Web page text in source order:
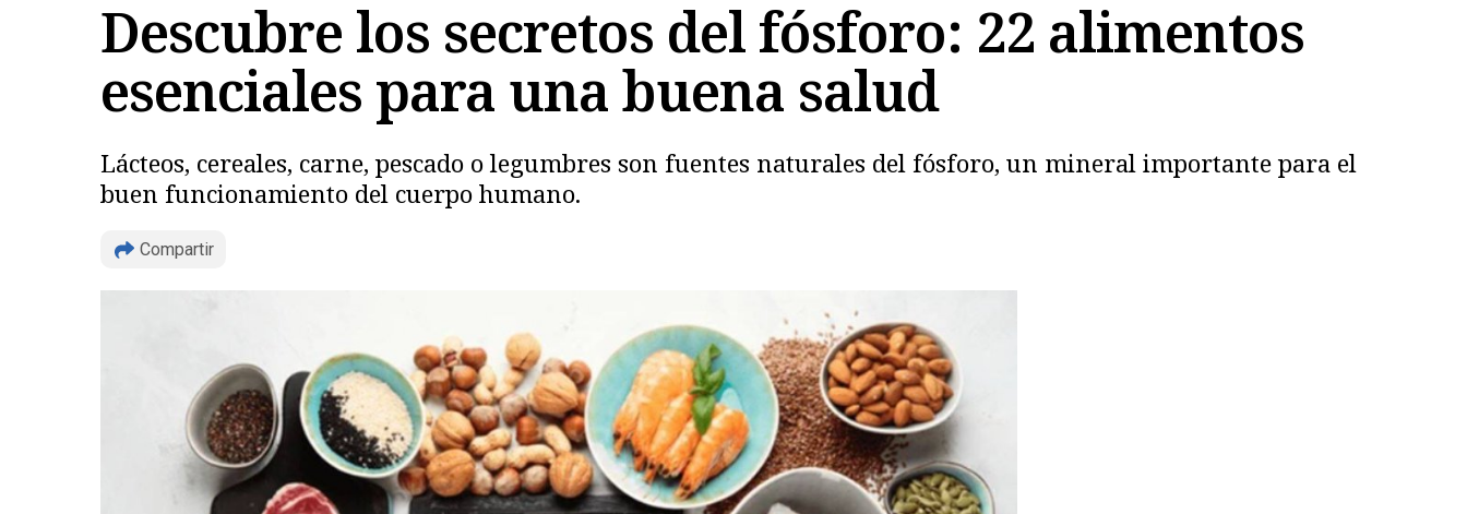
Descubre los secretos del fósforo: 22 alimentos
esenciales para una buena salud
Lácteos, cereales, carne, pescado o legumbres son fuentes naturales del fósforo, un mineral importante para el
buen funcionamiento del cuerpo humano.
Compartir